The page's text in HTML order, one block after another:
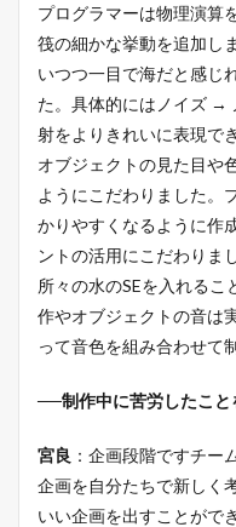
プログラマーは物理演算
筏の細かな挙動を追加し
いつつ一目で海だと感じ
た。具体的にはノイズ →
射をよりきれいに表現で
オブジェクトの見た目や
ようにこだわりました。
かりやすくなるように作
ントの活用にこだわりま
所々の水のSEを入れるこ
作やオブジェクトの音は
って音色を組み合わせて
──制作中に苦労したこと
宮良 ：企画段階ですチー
企画を自分たちで新しく
いい企画を出すことがで